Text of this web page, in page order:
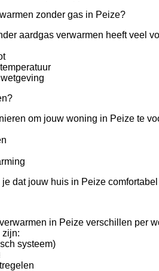
zonder gas in Peize?
aardgas verwarmen heeft veel
om jouw woning in Peize te
je dat jouw huis in Peize
in Peize verschillen per
zijn:
systeem)